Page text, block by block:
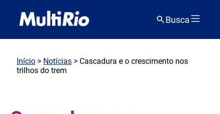
Busca
Início > Notícias > Cascadura e o crescimento nos
trilhos do trem